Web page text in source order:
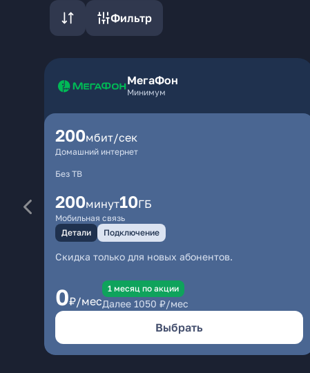
Фильтр
МегаФон
Минимум
200мбит/сек
Домашний интернет
Без ТВ
200минут10ГБ
Мобильная связь
Детали
Подключение
Скидка только для новых абонентов.
0₽/мес
1 месяц по акции
Далее 1050 ₽/мес
Выбрать